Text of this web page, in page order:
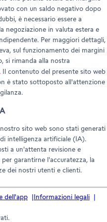
con un saldo negativo dopo
è necessario essere a
negoziazione in valuta estera e
Per maggiori dettagli,
sul funzionamento dei margini
si rimanda alla nostra
. Il contenuto del presente sito web
è stato sottoposto all'attenzione
sito web sono stati generati
intelligenza artificiale (IA).
a un'attenta revisione e
garantirne l'accuratezza, la
dei nostri utenti e clienti.
dell'app
Informazioni legali